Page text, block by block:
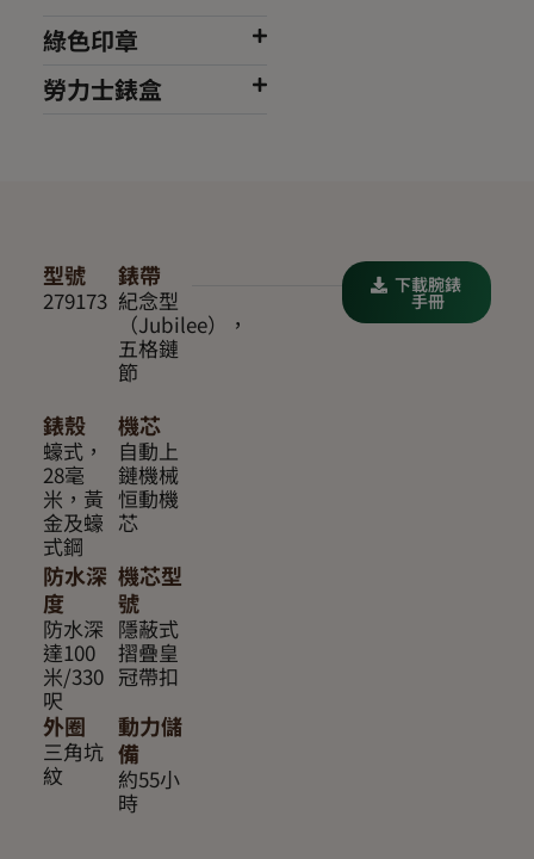
綠色印章
勞力士錶盒
型號
279173
機芯
自動上
鏈機械
恒動機
芯
錶帶
紀念型
（Jubilee），
五格鏈
節
錶殼
蠔式，
28毫
米，黃
金及蠔
式鋼
機芯型
號
隱蔽式
摺疊皇
冠帶扣
外圈
三角坑
紋
動力儲
備
約55小
時
防水深
度
防水深
達100
米/330
呎
下載腕錶
手冊